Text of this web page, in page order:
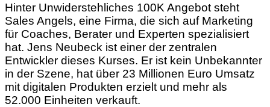
Hinter Unwiderstehliches 100K Angebot steht
Sales Angels, eine Firma, die sich auf Marketing
für Coaches, Berater und Experten spezialisiert
hat. Jens Neubeck ist einer der zentralen
Entwickler dieses Kurses. Er ist kein Unbekannter
in der Szene, hat über 23 Millionen Euro Umsatz
mit digitalen Produkten erzielt und mehr als
52.000 Einheiten verkauft.